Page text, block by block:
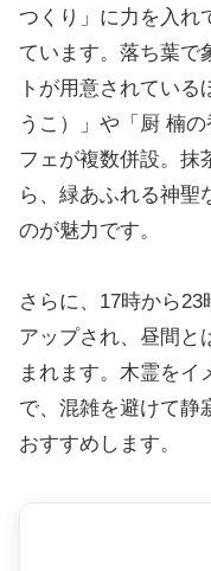
つくり」に力を入れ
ています。落ち葉で
トが用意されてい
うこ）」や「厨 楠
フェが複数併設。抹
ら、緑あふれる神聖
のが魅力です。
さらに、17時から
アップされ、昼間と
まれます。木霊をイ
で、混雑を避けて静
おすすめします。